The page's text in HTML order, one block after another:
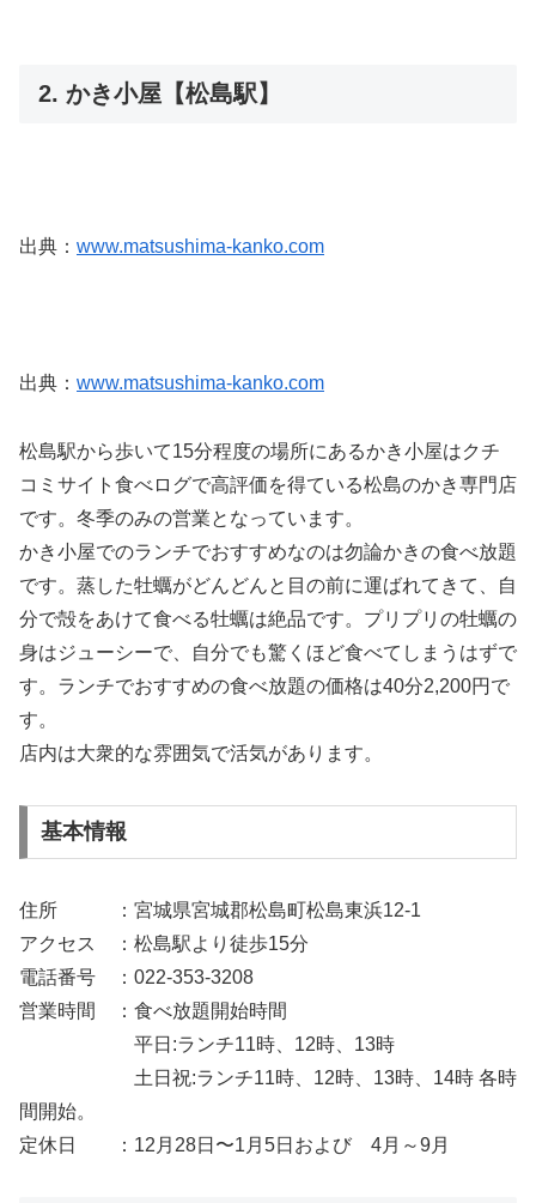
2. かき小屋【松島駅】
出典： www.matsushima-kanko.com
出典： www.matsushima-kanko.com
松島駅から歩いて15分程度の場所にあるかき小屋はクチ
コミサイト食べログで高評価を得ている松島のかき専門店
です。冬季のみの営業となっています。
かき小屋でのランチでおすすめなのは勿論かきの食べ放題
です。蒸した牡蠣がどんどんと目の前に運ばれてきて、自
分で殻をあけて食べる牡蠣は絶品です。プリプリの牡蠣の
身はジューシーで、自分でも驚くほど食べてしまうはずで
す。ランチでおすすめの食べ放題の価格は40分2,200円で
す。
店内は大衆的な雰囲気で活気があります。
基本情報
住所 ：宮城県宮城郡松島町松島東浜12-1
アクセス ：松島駅より徒歩15分
電話番号 ：022-353-3208
営業時間 ：食べ放題開始時間
平日:ランチ11時、12時、13時
土日祝:ランチ11時、12時、13時、14時 各時
間開始。
定休日 ：12月28日〜1月5日および 4月～9月